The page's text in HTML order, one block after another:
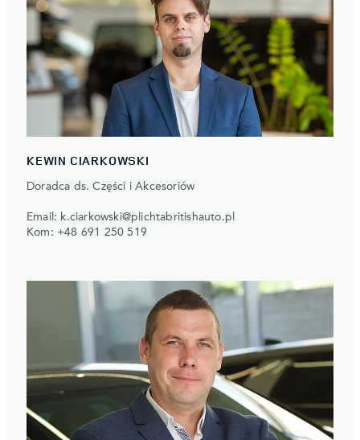
KEWIN CIARKOWSKI
Doradca ds. Części i Akcesoriów
Email: k.ciarkowski@plichtabritishauto.pl
Kom: +48 691 250 519